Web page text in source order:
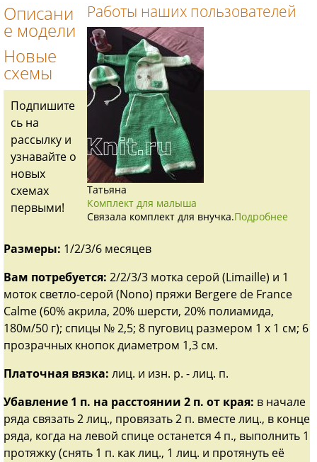
Работы наших пользователей
Татьяна
Комплект для малыша
Связала комплект для внучка.Подробнее
Описани
е модели
Размеры: 1/2/3/6 месяцев
Вам потребуется: 2/2/3/3 мотка серой (Limaille) и 1
моток светло-серой (Nono) пряжи Bergere de France
Calme (60% акрила, 20% шерсти, 20% полиамида,
180м/50 г); спицы № 2,5; 8 пуговиц размером 1 х 1 см; 6
прозрачных кнопок диаметром 1,3 см.
Платочная вязка: лиц. и изн. р. - лиц. п.
Убавление 1 п. на расстоянии 2 п. от края: в начале
ряда связать 2 лиц., провязать 2 п. вместе лиц., в конце
ряда, когда на левой спице останется 4 п., выполнить 1
протяжку (снять 1 п. как лиц., 1 лиц. и протянуть её
Новые
схемы
Подпишите
сь на
рассылку и
узнавайте о
новых
схемах
первыми!